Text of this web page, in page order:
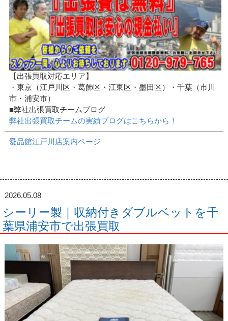
【出張買取対応エリア】
・東京（江戸川区・葛飾区・江東区・墨田区）・千葉（市川
市・浦安市）
■弊社出張買取チームブログ
弊社出張買取チームの実績ブログはこちらから！
愛品館江戸川店案内ページ
2026.05.08
シーリー製｜収納付きダブルベットを千
葉県浦安市で出張買取